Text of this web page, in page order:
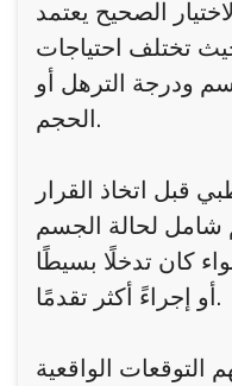
الصحيح يعتمد
تختلف احتياجات
ودرجة الترهل أو
الحجم.
قبل اتخاذ القرار
شامل لحالة الجسم
كان تدخلًا بسيطًا
أو إجراءً أكثر تقدمًا.
التوقعات الواقعية